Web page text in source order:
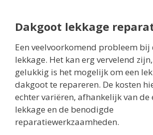
Dakgoot lekkage
Een veelvoorkomend probleem bij
lekkage. Het kan erg vervelend
gelukkig is het mogelijk om een
dakgoot te repareren. De kosten
echter variëren, afhankelijk van de
lekkage en de benodigde
reparatiewerkzaamheden.